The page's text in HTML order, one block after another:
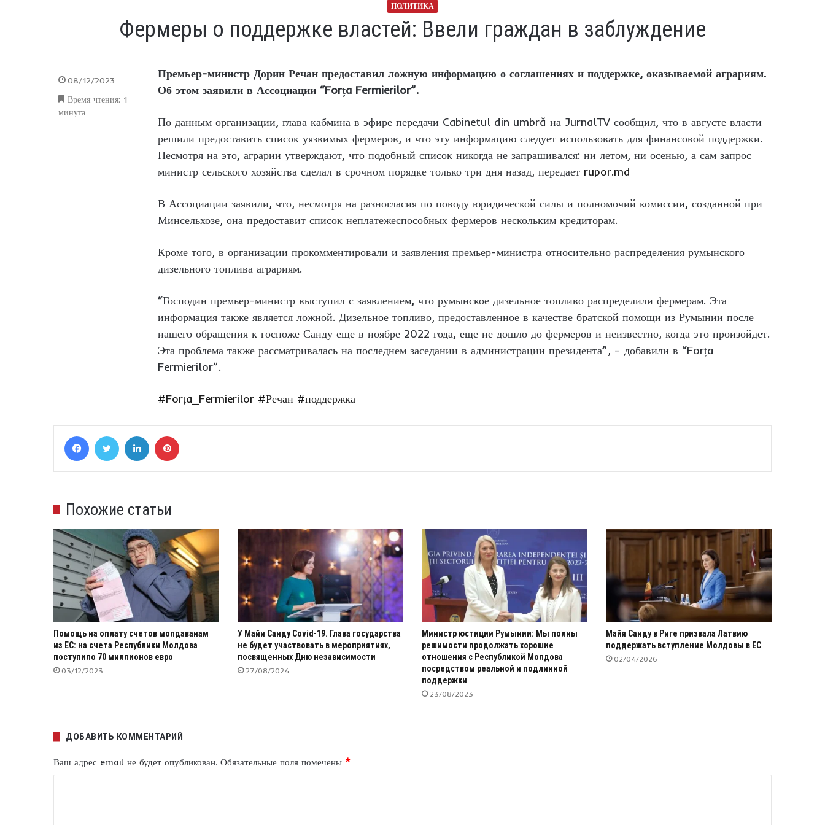
ПОЛИТИКА
Фермеры о поддержке властей: Ввели граждан в заблуждение
Премьер-министр Дорин Речан предоставил ложную информацию о соглашениях и поддержке, оказываемой аграриям.
Об этом заявили в Ассоциации “Forța Fermierilor”.
По данным организации, глава кабмина в эфире передачи Cabinetul din umbră на JurnalTV сообщил, что в августе власти
решили предоставить список уязвимых фермеров, и что эту информацию следует использовать для финансовой поддержки.
Несмотря на это, аграрии утверждают, что подобный список никогда не запрашивался: ни летом, ни осенью, а сам запрос
министр сельского хозяйства сделал в срочном порядке только три дня назад, передает rupor.md
В Ассоциации заявили, что, несмотря на разногласия по поводу юридической силы и полномочий комиссии, созданной при
Минсельхозе, она предоставит список неплатежеспособных фермеров нескольким кредиторам.
Кроме того, в организации прокомментировали и заявления премьер-министра относительно распределения румынского
дизельного топлива аграриям.
“Господин премьер-министр выступил с заявлением, что румынское дизельное топливо распределили фермерам. Эта
информация также является ложной. Дизельное топливо, предоставленное в качестве братской помощи из Румынии после
нашего обращения к госпоже Санду еще в ноябре 2022 года, еще не дошло до фермеров и неизвестно, когда это произойдет.
Эта проблема также рассматривалась на последнем заседании в администрации президента”, – добавили в “Forța
Fermierilor”.
#Forța_Fermierilor #Речан #поддержка
08/12/2023
Время чтения: 1
минута
FacebookTwitter LinkedIn
Похожие статьи
Помощь на оплату счетов молдаванам
из ЕС: на счета Республики Молдова
поступило 70 миллионов евро
03/12/2023
У Майи Санду Covid-19. Глава государства
не будет участвовать в мероприятиях,
посвященных Дню независимости
27/08/2024
Министр юстиции Румынии: Мы полны
решимости продолжать хорошие
отношения с Республикой Молдова
посредством реальной и подлинной
поддержки
23/08/2023
Майя Санду в Риге призвала Латвию
поддержать вступление Молдовы в ЕС
02/04/2026
ДОБАВИТЬ КОММЕНТАРИЙ
Ваш адрес email не будет опубликован. Обязательные поля помечены *